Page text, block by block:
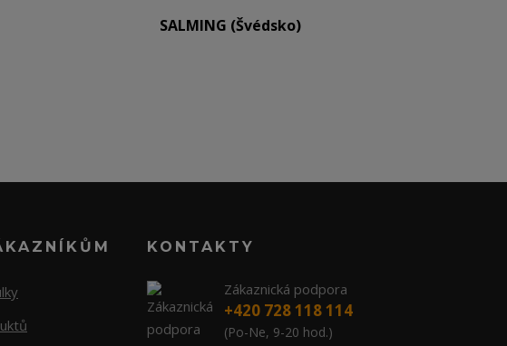
SALMING (Švédsko)
KONTAKTY
Zákaznická podpora
+420 728 118 114
(Po-Ne, 9-20 hod.)